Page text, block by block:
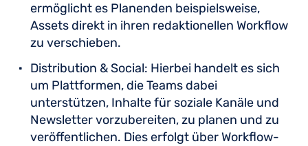
ermöglicht es Planenden beispielsweise,
Assets direkt in ihren redaktionellen Workflow
zu verschieben.
Distribution & Social: Hierbei handelt es sich
um Plattformen, die Teams dabei
unterstützen, Inhalte für soziale Kanäle und
Newsletter vorzubereiten, zu planen und zu
veröffentlichen. Dies erfolgt über Workflow-